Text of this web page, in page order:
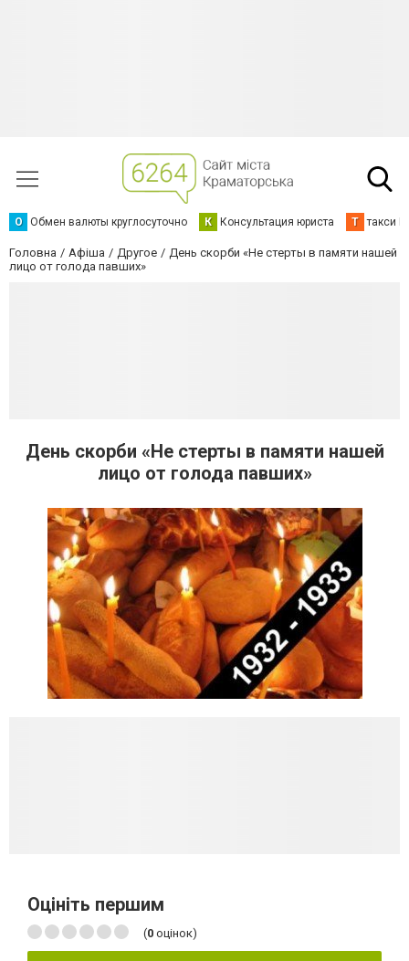
О Обмен валюты круглосуточно К Консультация юриста Т такси
Головна Афіша Другое
День скорби «Не стерты в памяти нашей
лицо от голода павших»
День скорби «Не стерты в памяти нашей
лицо от голода павших»
Оцініть першим
(0 оцінок)